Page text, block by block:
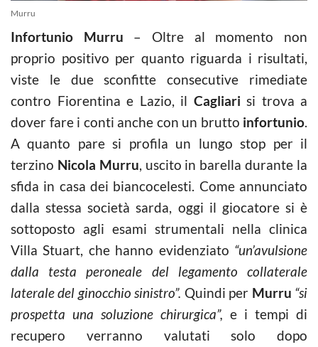
Murru
Infortunio Murru – Oltre al momento non
proprio positivo per quanto riguarda i risultati,
viste le due sconfitte consecutive rimediate
contro Fiorentina e Lazio, il Cagliari si trova a
dover fare i conti anche con un brutto infortunio.
A quanto pare si profila un lungo stop per il
terzino Nicola Murru, uscito in barella durante la
sfida in casa dei biancocelesti. Come annunciato
dalla stessa società sarda, oggi il giocatore si è
sottoposto agli esami strumentali nella clinica
Villa Stuart, che hanno evidenziato “un’avulsione
dalla testa peroneale del legamento collaterale
laterale del ginocchio sinistro”. Quindi per Murru “si
prospetta una soluzione chirurgica”, e i tempi di
recupero verranno valutati solo dopo